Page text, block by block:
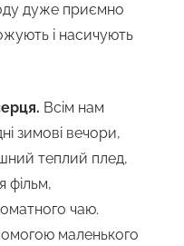
дуже приємно
і насичують
Всім нам
зимові вечори,
теплий плед,
фільм,
чаю.
маленького